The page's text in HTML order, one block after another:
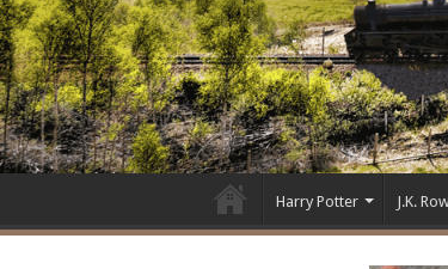
Harry Potter J.K.